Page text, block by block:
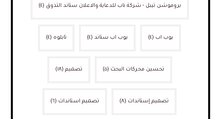
بروموشن تيبل - شركة ناب للدعاية والاعلان ستاند التذوق (٤)
بوب اب (٤) بوب اب ستاند (٤) تابلوه (٤)
تحسين محركات البحث (٥) تصميم (١٨)
تصميم إستاندات (٨) تصميم استاندات (٦)